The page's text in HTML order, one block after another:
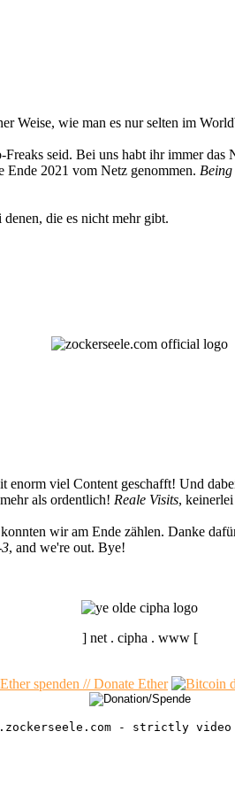
Weise, wie man es nur selten im
seid. Bei uns habt ihr immer
2021 vom Netz genommen.
die es nicht mehr gibt.
viel Content geschafft! Und
als ordentlich! Reale Visits, keinerlei
wir am Ende zählen. Danke
, and we're out. Bye!
] net . cipha . www [
.zockerseele.com - strictly video